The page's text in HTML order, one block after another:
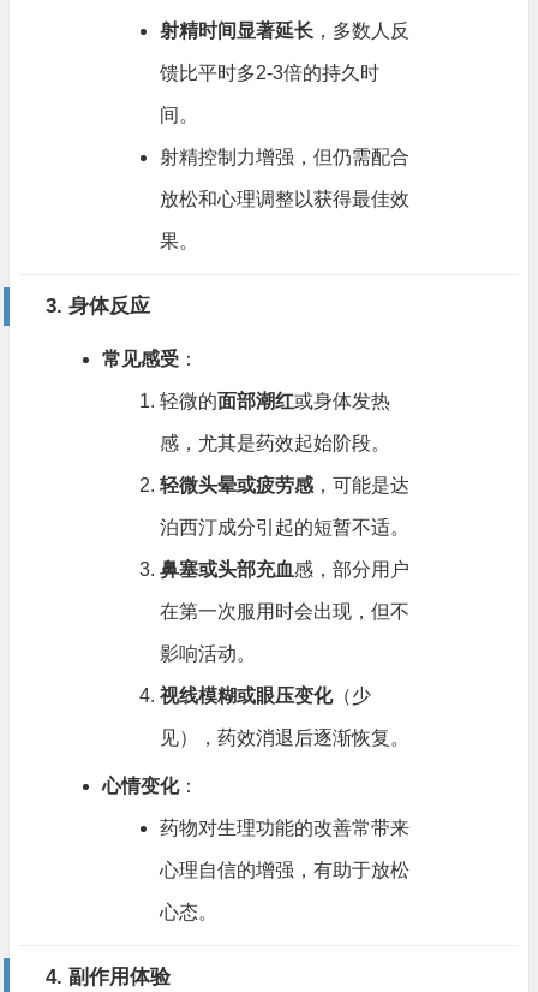
射精时间显著延长，多数人反
馈比平时多2-3倍的持久时
间。
射精控制力增强，但仍需配合
放松和心理调整以获得最佳效
果。
3. 身体反应
常见感受：
轻微的面部潮红或身体发热
感，尤其是药效起始阶段。
轻微头晕或疲劳感，可能是达
泊西汀成分引起的短暂不适。
鼻塞或头部充血感，部分用户
在第一次服用时会出现，但不
影响活动。
视线模糊或眼压变化（少
见），药效消退后逐渐恢复。
心情变化：
药物对生理功能的改善常带来
心理自信的增强，有助于放松
心态。
4. 副作用体验